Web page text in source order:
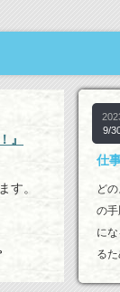
』
す。
9/
仕
ど
の
に
る